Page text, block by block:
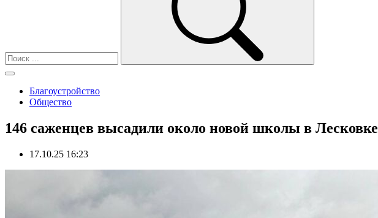
Благоустройство
Общество
146 саженцев высадили около новой школы в Лесковке
17.10.25 16:23